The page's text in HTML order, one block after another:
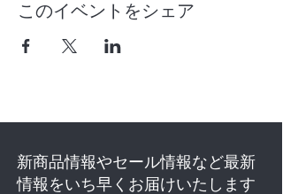
このイベントをシェア
新商品情報やセール情報など最新
情報をいち早くお届けいたします